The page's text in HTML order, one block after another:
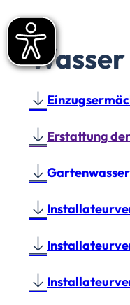
Wasser
Erstattung
Gartenwasser